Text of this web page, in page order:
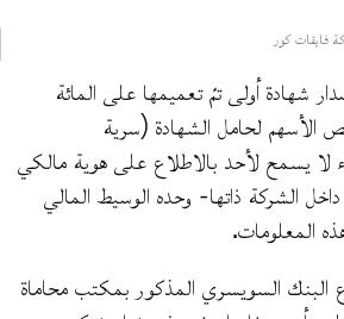
فايقات كور
شهادة أولى تمّ تعميمها على المائة
لحامل الشهادة (سرية
لا يسمح لأحد بالاطلاع على هوية مالكي
الشركة ذاتها- وحده الوسيط المالي
المعلومات.
السويسري المذكور بمكتب محاماة